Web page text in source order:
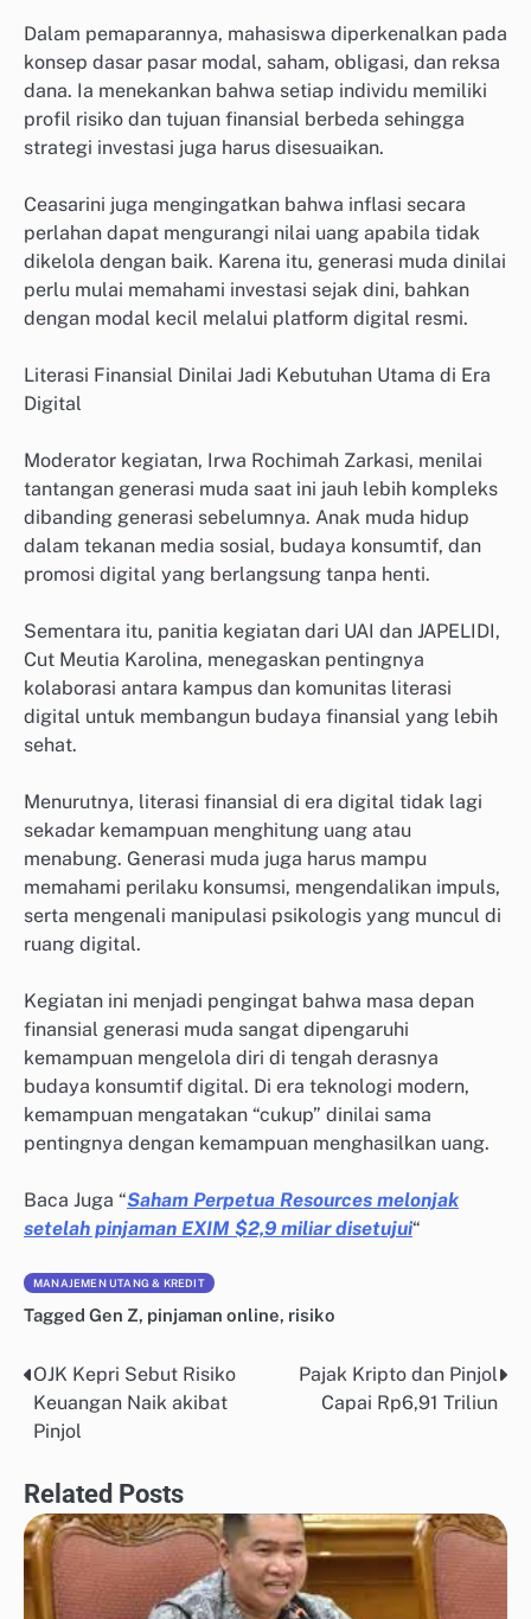
Dalam pemaparannya, mahasiswa diperkenalkan pada
konsep dasar pasar modal, saham, obligasi, dan reksa
dana. Ia menekankan bahwa setiap individu memiliki
profil risiko dan tujuan finansial berbeda sehingga
strategi investasi juga harus disesuaikan.
Ceasarini juga mengingatkan bahwa inflasi secara
perlahan dapat mengurangi nilai uang apabila tidak
dikelola dengan baik. Karena itu, generasi muda dinilai
perlu mulai memahami investasi sejak dini, bahkan
dengan modal kecil melalui platform digital resmi.
Literasi Finansial Dinilai Jadi Kebutuhan Utama di Era
Digital
Moderator kegiatan, Irwa Rochimah Zarkasi, menilai
tantangan generasi muda saat ini jauh lebih kompleks
dibanding generasi sebelumnya. Anak muda hidup
dalam tekanan media sosial, budaya konsumtif, dan
promosi digital yang berlangsung tanpa henti.
Sementara itu, panitia kegiatan dari UAI dan JAPELIDI,
Cut Meutia Karolina, menegaskan pentingnya
kolaborasi antara kampus dan komunitas literasi
digital untuk membangun budaya finansial yang lebih
sehat.
Menurutnya, literasi finansial di era digital tidak lagi
sekadar kemampuan menghitung uang atau
menabung. Generasi muda juga harus mampu
memahami perilaku konsumsi, mengendalikan impuls,
serta mengenali manipulasi psikologis yang muncul di
ruang digital.
Kegiatan ini menjadi pengingat bahwa masa depan
finansial generasi muda sangat dipengaruhi
kemampuan mengelola diri di tengah derasnya
budaya konsumtif digital. Di era teknologi modern,
kemampuan mengatakan “cukup” dinilai sama
pentingnya dengan kemampuan menghasilkan uang.
Baca Juga “Saham Perpetua Resources melonjak
setelah pinjaman EXIM $2,9 miliar disetujui“
MANAJEMEN UTANG & KREDIT
Tagged Gen Z, pinjaman online, risiko
Post
navigation
OJK Kepri Sebut Risiko
Keuangan Naik akibat
Pinjol
Pajak Kripto dan Pinjol
Capai Rp6,91 Triliun
Related Posts